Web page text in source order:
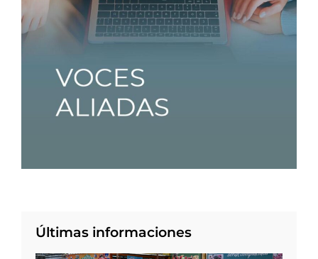
Últimas informaciones